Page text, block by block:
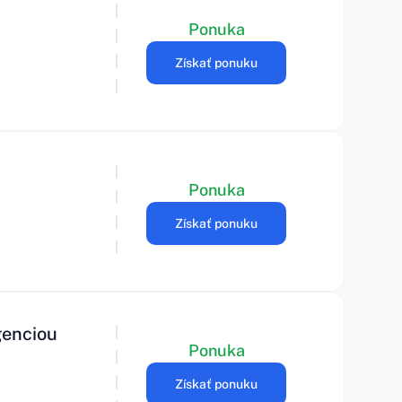
Ponuka
Získať ponuku
Ponuka
Získať ponuku
Ponuka
Získať ponuku